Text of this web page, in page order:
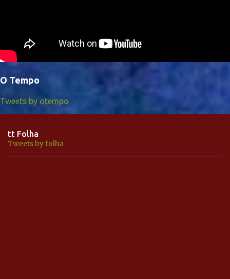
O Tempo
Tweets by otempo
tt Folha
Tweets by folha